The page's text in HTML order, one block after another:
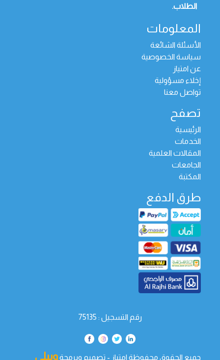
الطلاب.
المعلومات
الأسئلة الشائعة
سياسة الخصوصية
عن امتياز
إخلاء مسؤولية
تواصل معنا
تصفح
الرئيسية
الخدمات
المقالات العلمية
الجامعات
المكتبة
طرق الدفع
رقم التسجيل : 75135
جميع الحقوق محفوظة امتياز - تصميم وبرمجةويبلي